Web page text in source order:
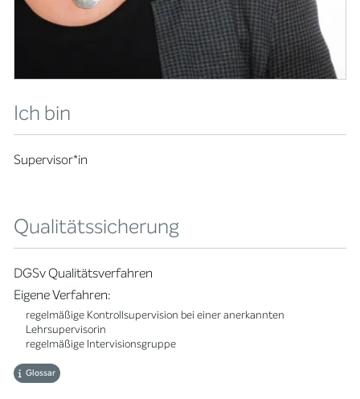
Ich bin
Supervisor*in
Qualitätssicherung
DGSv Qualitätsverfahren
Eigene Verfahren:
regelmäßige Kontrollsupervision bei einer anerkannten
Lehrsupervisorin
regelmäßige Intervisionsgruppe
Glossar